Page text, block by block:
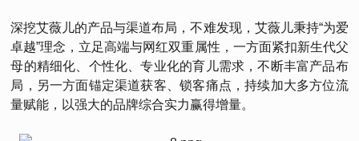
深挖艾薇儿的产品与渠道布局，不难发现，艾薇儿秉持“为爱
卓越”理念，立足高端与网红双重属性，一方面紧扣新生代父
母的精细化、个性化、专业化的育儿需求，不断丰富产品布
局，另一方面锚定渠道获客、锁客痛点，持续加大多方位流
量赋能，以强大的品牌综合实力赢得增量。